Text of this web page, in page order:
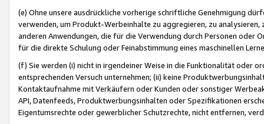
(e) Ohne unsere ausdrückliche vorherige schriftliche Genehmigung
verwenden, um Produkt-Werbeinhalte zu aggregieren, zu
anderen Anwendungen, die für die Verwendung durch Personen
für die direkte Schulung oder Feinabstimmung eines maschinellen
(f) Sie werden (i) nicht in irgendeiner Weise in die Funktionalität oder
entsprechenden Versuch unternehmen; (ii) keine
Kontaktaufnahme mit Verkäufern oder Kunden oder sonstiger
API, Datenfeeds, Produktwerbungsinhalten oder Spezifikationen
Eigentumsrechte oder gewerblicher Schutzrechte, nicht entfernen,